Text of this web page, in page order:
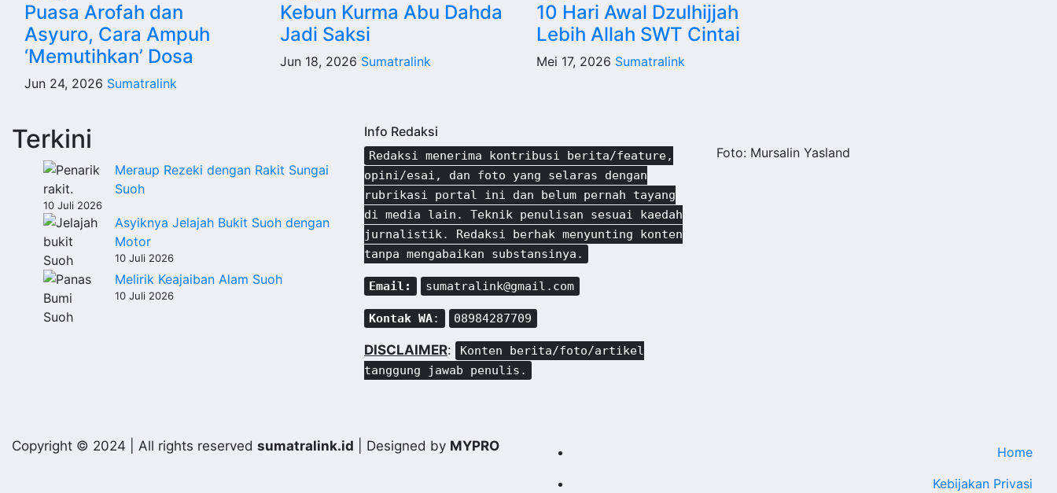
Puasa Arofah dan
Asyuro, Cara Ampuh
‘Memutihkan’ Dosa
Jun 24, 2026 Sumatralink
Kebun Kurma Abu Dahda
Jadi Saksi
Jun 18, 2026 Sumatralink
10 Hari Awal Dzulhijjah
Lebih Allah SWT Cintai
Mei 17, 2026 Sumatralink
Terkini
Meraup Rezeki dengan Rakit Sungai
Suoh
10 Juli 2026
Asyiknya Jelajah Bukit Suoh dengan
Motor
10 Juli 2026
Melirik Keajaiban Alam Suoh
10 Juli 2026
Info Redaksi
Redaksi menerima kontribusi berita/feature,
opini/esai, dan foto yang selaras dengan
rubrikasi portal ini dan belum pernah tayang
di media lain. Teknik penulisan sesuai kaedah
jurnalistik. Redaksi berhak menyunting konten
tanpa mengabaikan substansinya.
Email: sumatralink@gmail.com
Kontak WA: 08984287709
DISCLAIMER:
Konten berita/foto/artikel
tanggung jawab penulis.
Foto: Mursalin Yasland
Copyright © 2024 | All rights reserved sumatralink.id | Designed by MYPRO
Home
Kebijakan Privasi